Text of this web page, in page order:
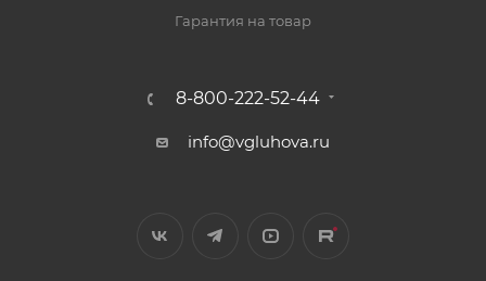
Гарантия на товар
8-800-222-52-44
info@vgluhova.ru